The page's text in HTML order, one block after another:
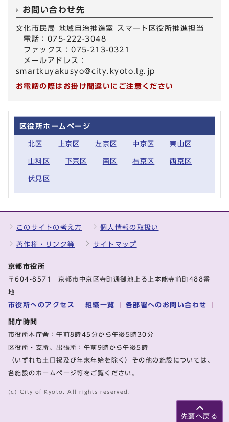
お問い合わせ先
文化市民局 地域自治推進室 スマート区役所推進担当
電話：075-222-3048
ファックス：075-213-0321
メールアドレス：
smartkuyakusyo@city.kyoto.lg.jp
お電話の際はお掛け間違いにご注意ください
区役所ホームページ
北区 上京区 左京区 中京区 東山区
山科区 下京区 南区 右京区 西京区
伏見区
先頭へ戻る
このサイトの考え方 個人情報の取扱い
著作権・リンク等 サイトマップ
京都市役所
〒604-8571 京都市中京区寺町通御池上る上本能寺前町488番
地
市役所へのアクセス 組織一覧 各部署へのお問い合わせ
開庁時間
市役所本庁舎：午前8時45分から午後5時30分
区役所・支所、出張所：午前9時から午後5時
（いずれも土日祝及び年末年始を除く）その他の施設については、
各施設のホームページ等をご覧ください。
(c) City of Kyoto. All rights reserved.